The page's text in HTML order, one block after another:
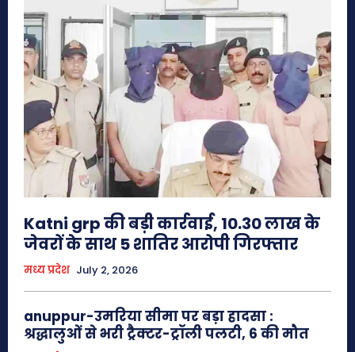
Katni grp की बड़ी कार्रवाई, 10.30 लाख के
जेवरों के साथ 5 शातिर आरोपी गिरफ्तार
मध्य प्रदेश July 2, 2026
anuppur-उमरिया सीमा पर बड़ा हादसा :
श्रद्धालुओं से भरी ट्रैक्टर-ट्रॉली पलटी, 6 की मौत